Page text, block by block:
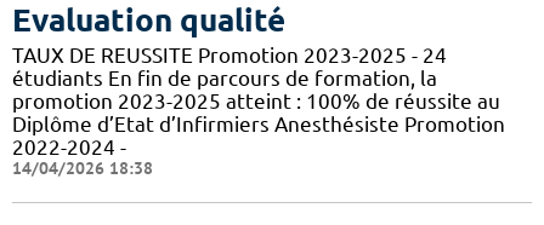
Evaluation qualité
TAUX DE REUSSITE Promotion 2023-2025 - 24
étudiants En fin de parcours de formation, la
promotion 2023-2025 atteint : 100% de réussite au
Diplôme d’Etat d’Infirmiers Anesthésiste Promotion
2022-2024 -
14/04/2026 18:38